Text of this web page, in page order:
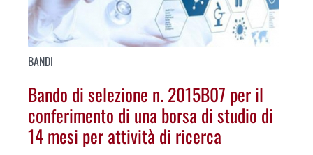
BANDI
Bando di selezione n. 2015B07 per il
conferimento di una borsa di studio di
14 mesi per attività di ricerca